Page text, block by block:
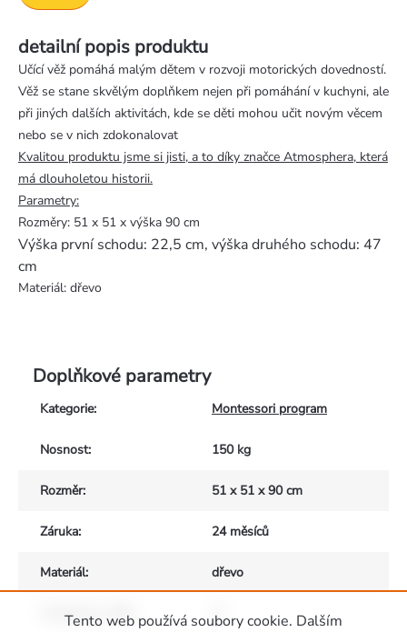
Tento web používá soubory cookie. Dalším
detailní popis produktu
Učící věž pomáhá malým dětem v rozvoji motorických dovedností.
Věž se stane skvělým doplňkem nejen při pomáhání v kuchyni, ale
při jiných dalších aktivitách, kde se děti mohou učit novým věcem
nebo se v nich zdokonalovat
Kvalitou produktu jsme si jisti, a to díky značce Atmosphera, která
má dlouholetou historii.
Parametry:
Rozměry: 51 x 51 x výška 90 cm
Výška první schodu: 22,5 cm, výška druhého schodu: 47
cm
Materiál: dřevo
Doplňkové parametry
Kategorie: Montessori program
Nosnost: 150 kg
Rozměr: 51 x 51 x 90 cm
Záruka: 24 měsíců
Materiál: dřevo
Vhodné pro děti 2+